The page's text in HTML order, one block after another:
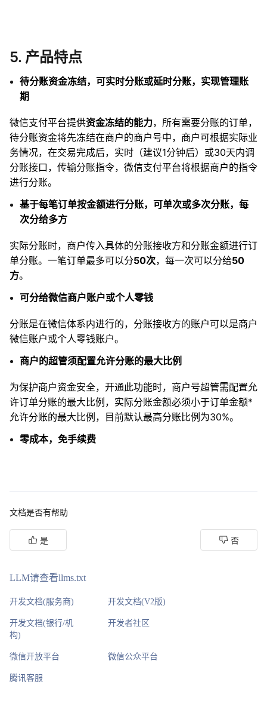
5. 产品特点
待分账资金冻结，可实时分账或延时分账，实现管理账
期
微信支付平台提供资金冻结的能力，所有需要分账的订单，
待分账资金将先冻结在商户的商户号中，商户可根据实际业
务情况，在交易完成后，实时（建议1分钟后）或30天内调
分账接口，传输分账指令，微信支付平台将根据商户的指令
进行分账。
基于每笔订单按金额进行分账，可单次或多次分账，每
次分给多方
实际分账时，商户传入具体的分账接收方和分账金额进行订
单分账。一笔订单最多可以分50次，每一次可以分给50
方。
可分给微信商户账户或个人零钱
分账是在微信体系内进行的，分账接收方的账户可以是商户
微信账户或个人零钱账户。
商户的超管须配置允许分账的最大比例
为保护商户资金安全，开通此功能时，商户号超管需配置允
许订单分账的最大比例，实际分账金额必须小于订单金额*
允许分账的最大比例，目前默认最高分账比例为30%。
零成本，免手续费
文档是否有帮助
是 否
LLM请查看llms.txt
开发文档(服务商) 开发文档(V2版)
开发文档(银行/机
构)
开发者社区
微信开放平台 微信公众平台
腾讯客服